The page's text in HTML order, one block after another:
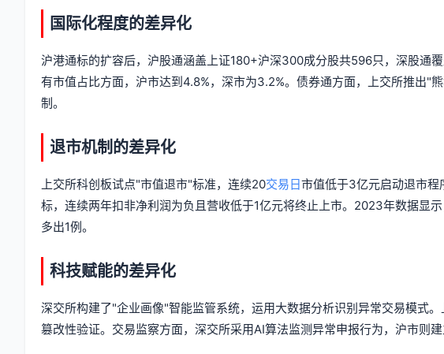
国际化程度的差异化
沪港通标的扩容后，沪股通涵盖上证180+沪深300成分股共596只，深股通
有市值占比方面，沪市达到4.8%，深市为3.2%。债券通方面，上交所推出"
制。
退市机制的差异化
上交所科创板试点"市值退市"标准，连续20交易日市值低于3亿元启动退市
标，连续两年扣非净利润为负且营收低于1亿元将终止上市。2023年数据显
多出1例。
科技赋能的差异化
深交所构建了"企业画像"智能监管系统，运用大数据分析识别异常交易模式
篡改性验证。交易监察方面，深交所采用AI算法监测异常申报行为，沪市则